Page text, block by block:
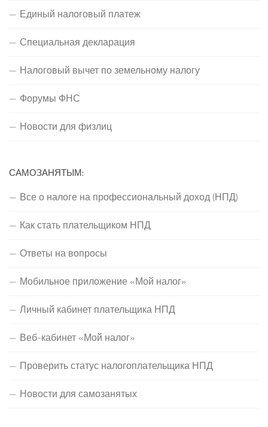
Единый налоговый платеж
Специальная декларация
Налоговый вычет по земельному налогу
Форумы ФНС
Новости для физлиц
САМОЗАНЯТЫМ:
Все о налоге на профессиональный доход (НПД)
Как стать плательщиком НПД
Ответы на вопросы
Мобильное приложение «Мой налог»
Личный кабинет плательщика НПД
Веб-кабинет «Мой налог»
Проверить статус налогоплательщика НПД
Новости для самозанятых